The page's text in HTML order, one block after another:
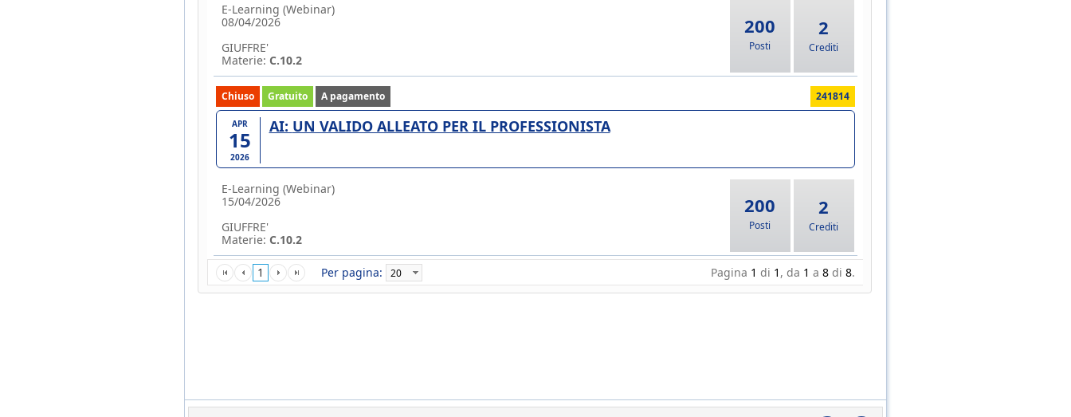
1 Per pagina: Pagina 1 di 1 , da 1 a 8di 8.
E-Learning (Webinar)
08/04/2026
GIUFFRE'
Materie: C.10.2
200
Posti
2
Crediti
Chiuso Gratuito A pagamento 241814
APR
15
2026
AI: UN VALIDO ALLEATO PER IL PROFESSIONISTA
E-Learning (Webinar)
15/04/2026
GIUFFRE'
Materie: C.10.2
200
Posti
2
Crediti